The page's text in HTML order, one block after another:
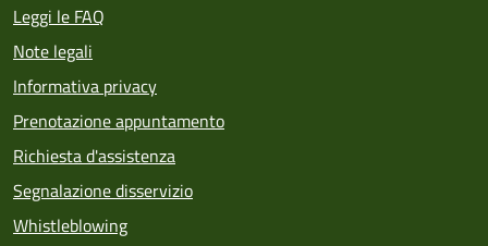
Leggi le FAQ
Note legali
Informativa privacy
Prenotazione appuntamento
Richiesta d'assistenza
Segnalazione disservizio
Whistleblowing